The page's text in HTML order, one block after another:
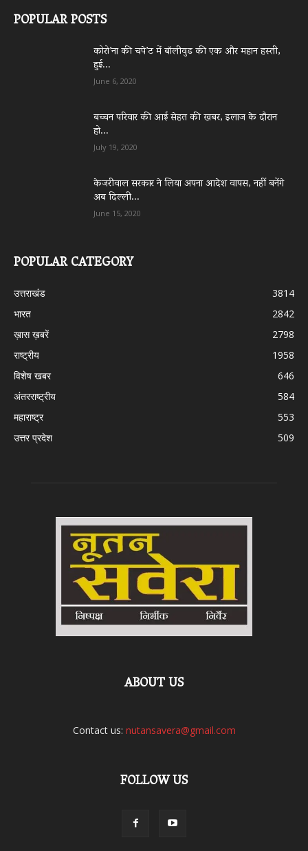
POPULAR POSTS
कोरो’ना की चपे’ट में बॉलीवुड की एक और महान हस्ती,
हुई...
June 6, 2020
बच्चन परिवार की आई सेहत की खबर, इलाज के दौरान
हो...
July 19, 2020
केजरीवाल सरकार ने लिया अपना आदेश वापस, नहीं बनेंगे
अब दिल्ली...
June 15, 2020
POPULAR CATEGORY
उत्तराखंड
3814
भारत
2842
ख़ास ख़बरें
2798
राष्ट्रीय
1958
विशेष खबर
646
अंतरराष्ट्रीय
584
महाराष्ट्र
553
उत्तर प्रदेश
509
ABOUT US
Contact us: nutansavera@gmail.com
FOLLOW US